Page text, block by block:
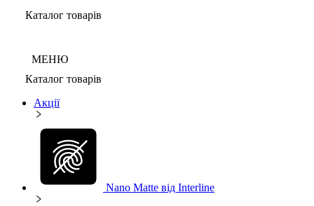
Каталог товарів
МЕНЮ
Каталог товарів
Акції
Nano Matte від Interline